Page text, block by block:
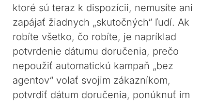
ktoré sú teraz k dispozícii, nemusíte ani
zapájať žiadnych „skutočných“ ľudí. Ak
robíte všetko, čo robíte, je napríklad
potvrdenie dátumu doručenia, prečo
nepoužiť automatickú kampaň „bez
agentov“ volať svojim zákazníkom,
potvrdiť dátum doručenia, ponúknuť im